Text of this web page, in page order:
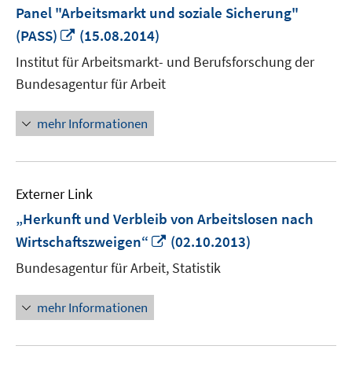
Panel "Arbeitsmarkt und soziale Sicherung"
(PASS)
In
neuem
Fenster
öffnen
(15.08.2014)
Institut für Arbeitsmarkt- und Berufsforschung der
Bundesagentur für Arbeit
mehr Informationen
Externer Link
„Herkunft und Verbleib von Arbeitslosen nach
Wirtschaftszweigen“
In
neuem
Fenster
(02.10.2013)
Bundesagentur für Arbeit, Statistik
mehr Informationen